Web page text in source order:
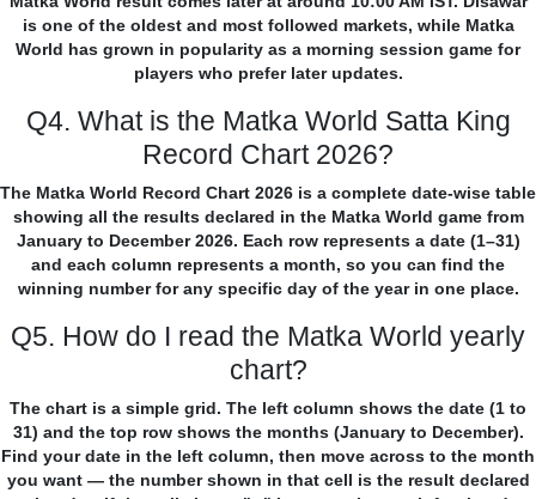
is one of the oldest and most followed markets, while Matka
World has grown in popularity as a morning session game for
players who prefer later updates.
Q4. What is the Matka World Satta King
Record Chart 2026?
The Matka World Record Chart 2026 is a complete date-wise table
showing all the results declared in the Matka World game from
January to December 2026. Each row represents a date (1–31)
and each column represents a month, so you can find the
winning number for any specific day of the year in one place.
Q5. How do I read the Matka World yearly
chart?
The chart is a simple grid. The left column shows the date (1 to
31) and the top row shows the months (January to December).
Find your date in the left column, then move across to the month
you want — the number shown in that cell is the result declared